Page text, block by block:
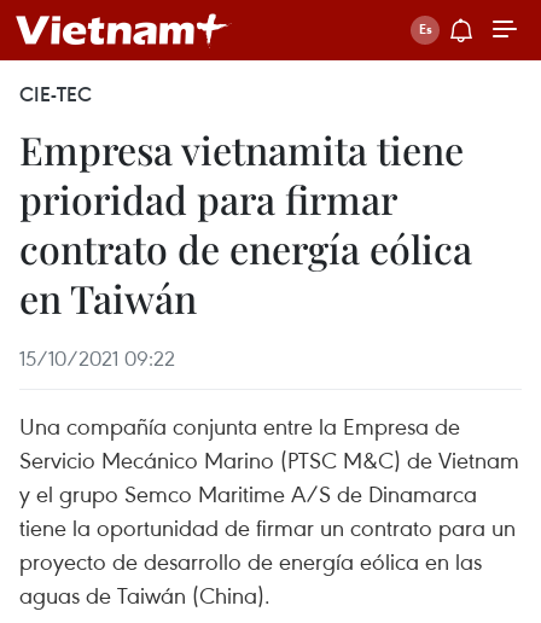
CIE-TEC
Empresa vietnamita tiene
prioridad para firmar
contrato de energía eólica
en Taiwán
15/10/2021 09:22
Una compañía conjunta entre la Empresa de
Servicio Mecánico Marino (PTSC M&C) de Vietnam
y el grupo Semco Maritime A/S de Dinamarca
tiene la oportunidad de firmar un contrato para un
proyecto de desarrollo de energía eólica en las
aguas de Taiwán (China).